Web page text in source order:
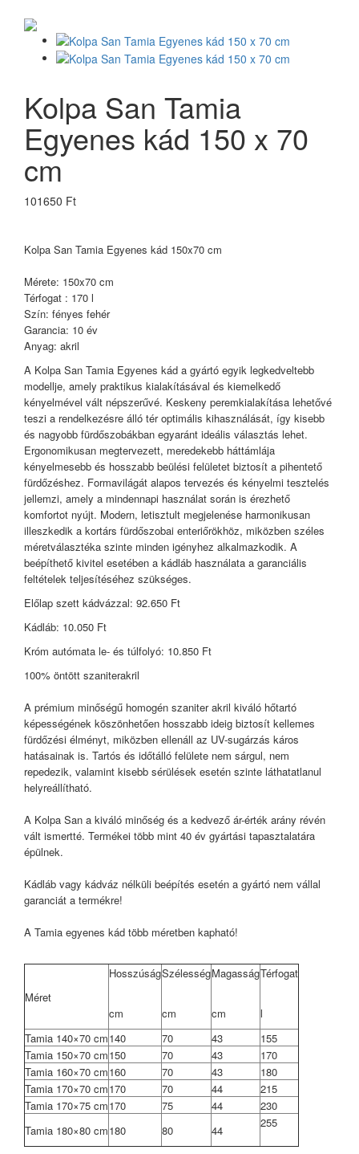
Kolpa San Tamia
Egyenes kád 150 x 70
cm
101650 Ft
Kolpa San Tamia Egyenes kád 150x70 cm
Mérete: 150x70 cm
Térfogat : 170 l
Szín: fényes fehér
Garancia: 10 év
Anyag: akril
A Kolpa San Tamia Egyenes kád a gyártó egyik legkedveltebb
modellje, amely praktikus kialakításával és kiemelkedő
kényelmével vált népszerűvé. Keskeny peremkialakítása lehetővé
teszi a rendelkezésre álló tér optimális kihasználását, így kisebb
és nagyobb fürdőszobákban egyaránt ideális választás lehet.
Ergonomikusan megtervezett, meredekebb háttámlája
kényelmesebb és hosszabb beülési felületet biztosít a pihentető
fürdőzéshez. Formavilágát alapos tervezés és kényelmi tesztelés
jellemzi, amely a mindennapi használat során is érezhető
komfortot nyújt. Modern, letisztult megjelenése harmonikusan
illeszkedik a kortárs fürdőszobai enteriőrökhöz, miközben széles
méretválasztéka szinte minden igényhez alkalmazkodik. A
beépíthető kivitel esetében a kádláb használata a garanciális
feltételek teljesítéséhez szükséges.
Előlap szett kádvázzal: 92.650 Ft
Kádláb: 10.050 Ft
Króm autómata le- és túlfolyó: 10.850 Ft
100% öntött szaniterakril
A prémium minőségű homogén szaniter akril kiváló hőtartó
képességének köszönhetően hosszabb ideig biztosít kellemes
fürdőzési élményt, miközben ellenáll az UV-sugárzás káros
hatásainak is. Tartós és időtálló felülete nem sárgul, nem
repedezik, valamint kisebb sérülések esetén szinte láthatatlanul
helyreállítható.
A Kolpa San a kiváló minőség és a kedvező ár-érték arány révén
vált ismertté. Termékei több mint 40 év gyártási tapasztalatára
épülnek.
Kádláb vagy kádváz nélküli beépítés esetén a gyártó nem vállal
garanciát a termékre!
A Tamia egyenes kád több méretben kapható!
Méret
Hosszúság
cm
Szélesség
cm
Magasság
cm
Térfogat
l
Tamia 140×70 cm140 70 43
155
Tamia 150×70 cm150 70 43
170
Tamia 160×70 cm160 70 43
180
Tamia 170×70 cm170 70 44
215
Tamia 170×75 cm170 75 44
230
Tamia 180×80 cm180 80 44
255